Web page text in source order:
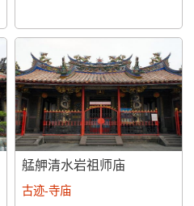
艋舺清水岩祖师庙
古迹-寺庙